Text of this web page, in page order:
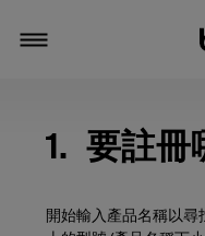
1. 要註冊
開始輸入產品名稱以